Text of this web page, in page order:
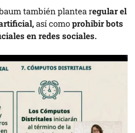
también plantea regular el
así comoprohibir bots
en redes sociales.